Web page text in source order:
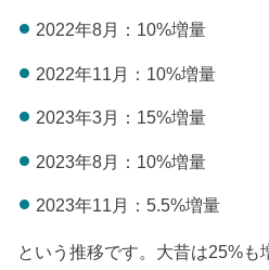
2022年8月：10%増量
2022年11月：10%増量
2023年3月：15%増量
2023年8月：10%増量
2023年11月：5.5%増量
という推移です。大昔は25%も